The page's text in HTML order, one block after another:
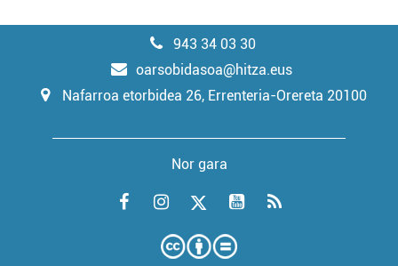
943 34 03 30
oarsobidasoa@hitza.eus
Nafarroa etorbidea 26, Errenteria-Orereta 20100
Nor gara